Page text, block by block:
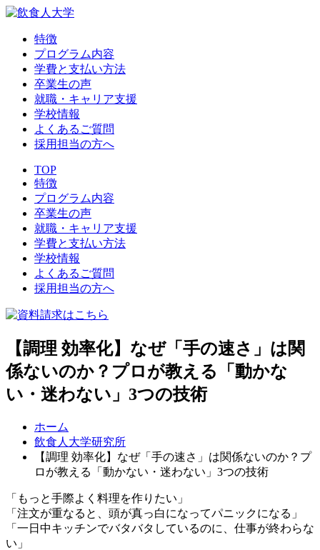
特徴
プログラム内容
学費と支払い方法
卒業生の声
就職・キャリア支援
学校情報
よくあるご質問
採用担当の方へ
TOP
特徴
プログラム内容
卒業生の声
就職・キャリア支援
学費と支払い方法
学校情報
よくあるご質問
採用担当の方へ
【調理 効率化】なぜ「手の速さ」は関
係ないのか？プロが教える「動かな
い・迷わない」3つの技術
ホーム
飲食人大学研究所
【調理 効率化】なぜ「手の速さ」は関係ないのか？プ
ロが教える「動かない・迷わない」3つの技術
「もっと手際よく料理を作りたい」
「注文が重なると、頭が真っ白になってパニックになる」
「一日中キッチンでバタバタしているのに、仕事が終わらな
い」